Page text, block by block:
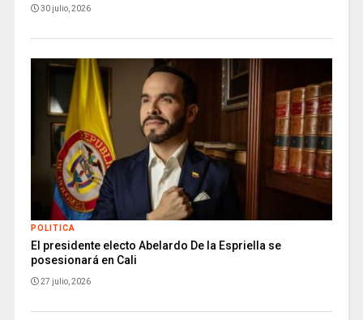
30 julio, 2026
POLITICA
El presidente electo Abelardo De la Espriella se
posesionará en Cali
27 julio, 2026